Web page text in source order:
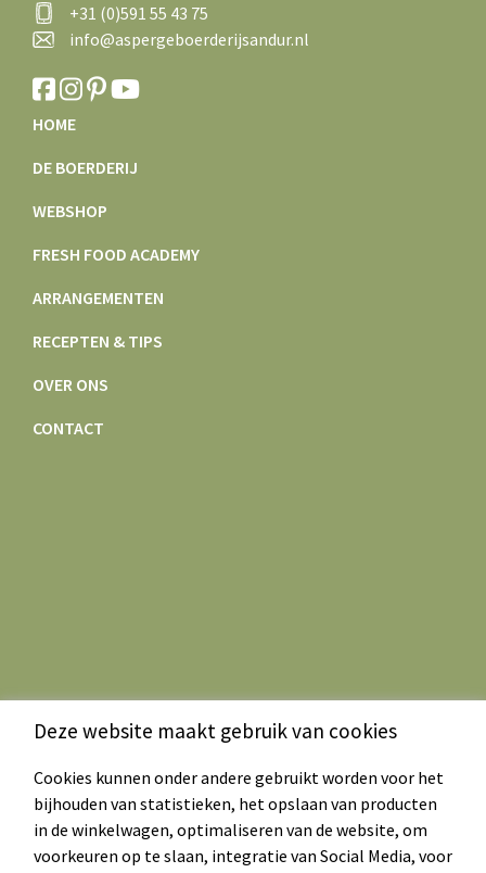
+31 (0)591 55 43 75
info@aspergeboerderijsandur.nl
HOME
DE BOERDERIJ
WEBSHOP
FRESH FOOD ACADEMY
ARRANGEMENTEN
RECEPTEN & TIPS
OVER ONS
CONTACT
Deze website maakt gebruik van cookies
Cookies kunnen onder andere gebruikt worden voor het
bijhouden van statistieken, het opslaan van producten
in de winkelwagen, optimaliseren van de website, om
voorkeuren op te slaan, integratie van Social Media, voor